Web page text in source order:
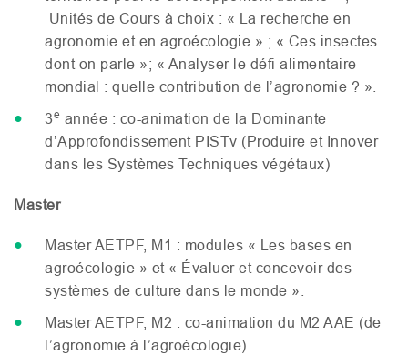
Unités de Cours à choix : « La recherche en
agronomie et en agroécologie » ; « Ces insectes
dont on parle »; « Analyser le défi alimentaire
mondial : quelle contribution de l’agronomie ? ».
3e année : co-animation de la Dominante
d’Approfondissement PISTv (Produire et Innover
dans les Systèmes Techniques végétaux)
Master
MasterAETPF, M1 : modules « Les bases en
agroécologie » et « Évaluer et concevoir des
systèmes de culture dans le monde ».
MasterAETPF, M2 : co-animation du M2 AAE (de
l’agronomie à l’agroécologie)